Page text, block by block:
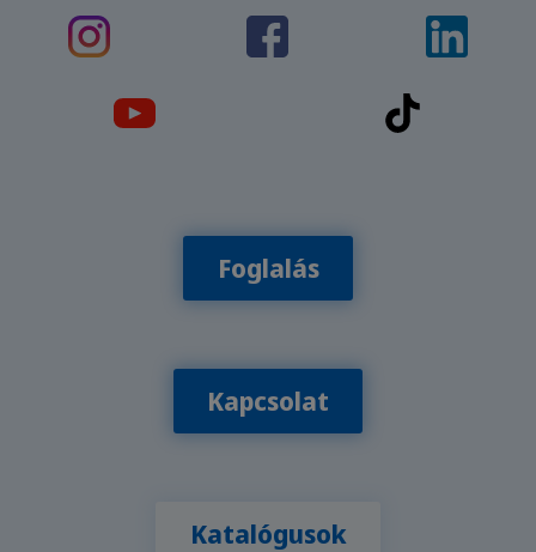
Foglalás
Kapcsolat
Katalógusok